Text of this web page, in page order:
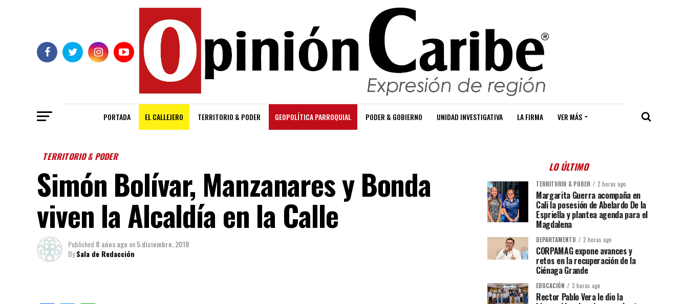
PORTADA EL CALLEJERO TERRITORIO & PODER GEOPOLÍTICA PARROQUIAL PODER & GOBIERNO UNIDAD INVESTIGATIVA LA FIRMA VER MÁS
TERRITORIO & PODER
Simón Bolívar, Manzanares y Bonda
viven la Alcaldía en la Calle
Published 8 años ago on5 diciembre, 2018
BySala de Redacción
LO ÚLTIMO
TERRITORIO & PODER 2 horas ago
Margarita Guerra acompaña en
Cali la posesión de Abelardo De la
Espriella y plantea agenda para el
Magdalena
DEPARTAMENTO 2 horas ago
CORPAMAG expone avances y
retos en la recuperación de la
Ciénaga Grande
EDUCACIÓN 3 horas ago
Rector Pablo Vera le dio la